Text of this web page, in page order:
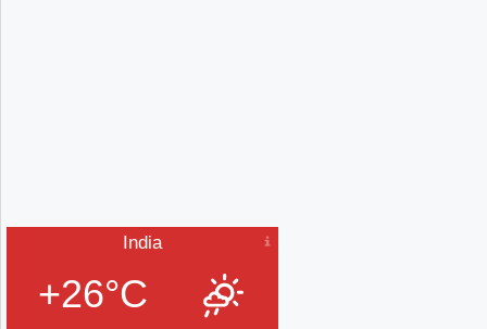
India
+26°C